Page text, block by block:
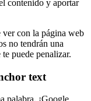
contenido y aportar
ver con la página web
no tendrán una
puede penalizar.
text